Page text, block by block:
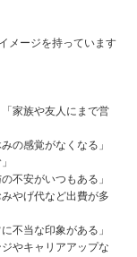
メージを持っています
「家族や友人にまで営
の感覚がなくなる」
不安がいつもある」
やげ代など出費が多
不当な印象がある」
やキャリアアップな